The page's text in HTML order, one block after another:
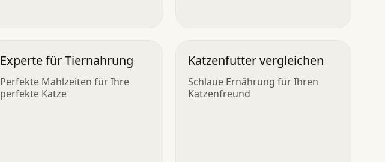
Experte für Tiernahrung
Perfekte Mahlzeiten für Ihre
perfekte Katze
Katzenfutter vergleichen
Schlaue Ernährung für Ihren
Katzenfreund